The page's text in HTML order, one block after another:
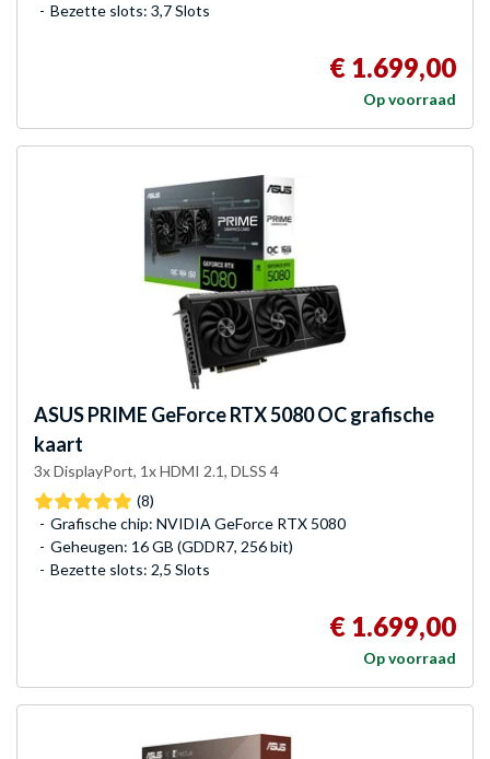
Bezette slots: 3,7 Slots
€ 1.699,00
Op voorraad
ASUSPRIME GeForce RTX 5080 OC grafische
kaart
3x DisplayPort, 1x HDMI 2.1, DLSS 4
(8)
Grafische chip: NVIDIA GeForce RTX 5080
Geheugen: 16 GB (GDDR7, 256 bit)
Bezette slots: 2,5 Slots
€ 1.699,00
Op voorraad